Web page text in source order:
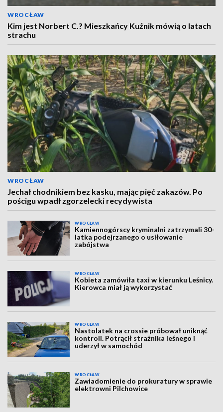
WROCŁAW
Kim jest Norbert C.? Mieszkańcy Kuźnik mówią o latach
strachu
WROCŁAW
Jechał chodnikiem bez kasku, mając pięć zakazów. Po
pościgu wpadł zgorzelecki recydywista
WROCŁAW
Kamiennogórscy kryminalni zatrzymali 30-
latka podejrzanego o usiłowanie
zabójstwa
WROCŁAW
Kobieta zamówiła taxi w kierunku Leśnicy.
Kierowca miał ją wykorzystać
WROCŁAW
Nastolatek na crossie próbował uniknąć
kontroli. Potrącił strażnika leśnego i
uderzył w samochód
WROCŁAW
Zawiadomienie do prokuratury w sprawie
elektrowni Pilchowice